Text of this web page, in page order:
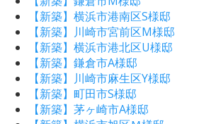
【新築】横浜市港南区S様邸
【新築】川崎市宮前区M様邸
【新築】横浜市港北区U様邸
【新築】鎌倉市A様邸
【新築】川崎市麻生区Y様邸
【新築】町田市S様邸
【新築】茅ヶ崎市A様邸